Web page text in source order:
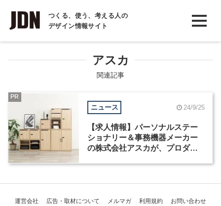
つくる、使う、考える人の
デザイン情報サイト
INTERVIEW
インタビュー
コラム
アスカ
関連記事
ニュース 24/9/25
【求人情報】パーソナルステー
ショナリー＆事務機器メーカー
の株式会社アスカが、プロダク
PR
運営会社 広告・取材について メルマガ 利用規約 お問い合わせ